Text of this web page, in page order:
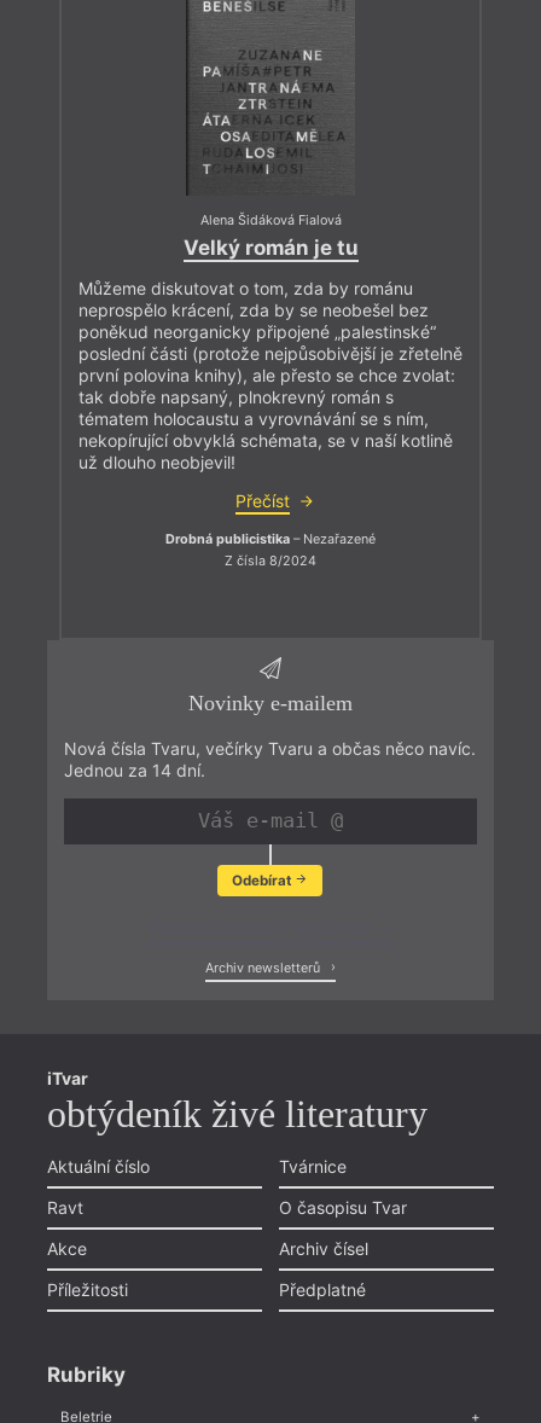
Alena Šidáková Fialová
Velký román je tu
Můžeme diskutovat o tom, zda by románu
neprospělo krácení, zda by se neobešel bez
poněkud neorganicky připojené „palestinské“
poslední části (protože nejpůsobivější je zřetelně
první polovina knihy), ale přesto se chce zvolat:
tak dobře napsaný, plnokrevný román s
tématem holocaustu a vyrovnávání se s ním,
nekopírující obvyklá schémata, se v naší kotlině
už dlouho neobjevil!
Přečíst
Drobná publicistika – Nezařazené
Z čísla 8/2024
Novinky e-mailem
Nová čísla Tvaru, večírky Tvaru a občas něco navíc.
Jednou za 14 dní.
Odebírat
Archiv newsletterů
iTvar
obtýdeník živé literatury
Aktuální číslo
Ravt
Akce
Příležitosti
Tvárnice
O časopisu Tvar
Archiv čísel
Předplatné
Rubriky
Beletrie